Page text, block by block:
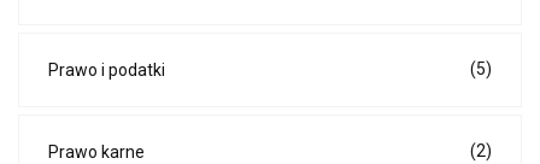
Prawo i podatki (5)
Prawo karne (2)